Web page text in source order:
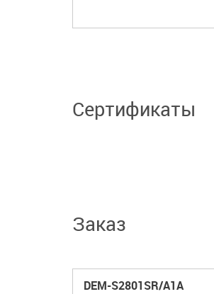
Сертификаты
Заказ
DEM-S2801SR/A1A